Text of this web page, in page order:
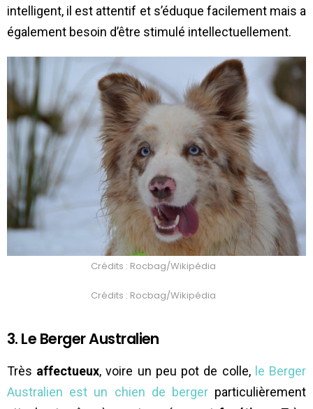
intelligent, il est attentif et s’éduque facilement mais a
également besoin d’être stimulé intellectuellement.
Crédits : Rocbag/Wikipédia
Crédits : Rocbag/Wikipédia
3. Le Berger Australien
Très affectueux, voire un peu pot de colle, le Berger
Australien est un chien de bergerparticulièrement